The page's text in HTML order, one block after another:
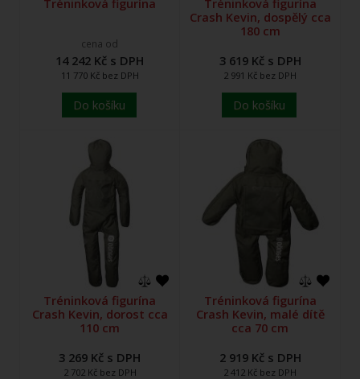
cena od
14 242 Kč s DPH
11 770 Kč bez DPH
Do košíku
Crash Kevin, dospělý cca
180 cm
3 619 Kč s DPH
2 991 Kč bez DPH
Do košíku
Tréninková figurína
Crash Kevin, dorost cca
110 cm
3 269 Kč s DPH
2 702 Kč bez DPH
Tréninková figurína
Crash Kevin, malé dítě
cca 70 cm
2 919 Kč s DPH
2 412 Kč bez DPH